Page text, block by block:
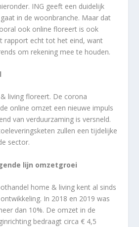
ING geeft een duidelijk
in de woonbranche. Maar dat
ook online floreert is ook
rapport echt tot het eind, want
om rekening mee te houden.
living floreert. De corona
online omzet een nieuwe impuls
van verduurzaming is versneld.
zullen een tijdelijke
sector.
lijn omzetgroei
home & living kent al sinds
In 2018 en 2019 was
dan 10%. De omzet in de
bedraagt circa € 4,5